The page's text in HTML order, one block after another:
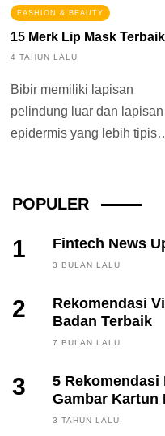
FASHION & BEAUTY
15 Merk Lip Mask Terbaik
4 TAHUN LALU
Bibir memiliki lapisan
pelindung luar dan lapisan
epidermis yang lebih tipis
POPULER
1 Fintech News
3 BULAN LALU
2
Rekomendasi
Badan Terbaik
7 BULAN LALU
3
5 Rekomendasi
Gambar Kartun
3 TAHUN LALU